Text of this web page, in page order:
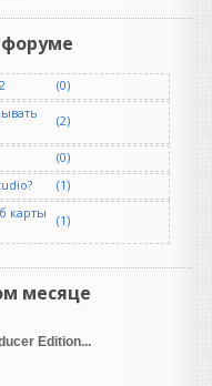
(0)
(2)
(0)
(1)
карты
(1)
месяце
Edition...